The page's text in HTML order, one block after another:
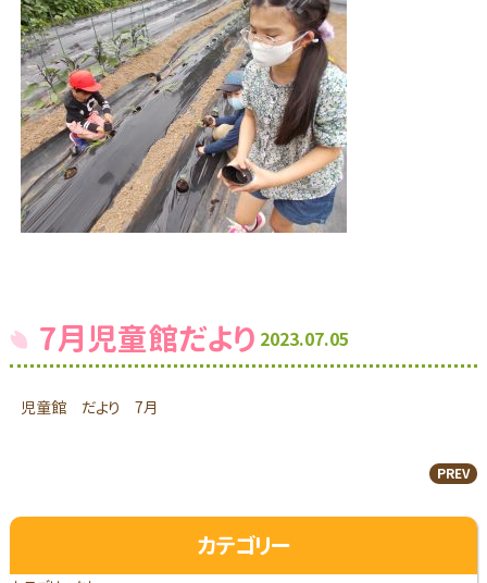
7月児童館だより 2023.07.05
児童館 だより 7月
PREV
カテゴリー